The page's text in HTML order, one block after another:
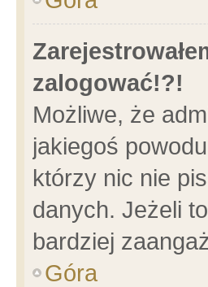
zalogować!?!
Możliwe, że
jakiegoś
którzy nic nie
danych. Jeżeli
bardziej
Góra